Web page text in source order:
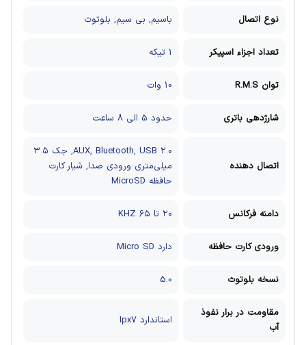
نوع اتصال باسیم, بی سیم, بلوتوث
تعداد اجزاء اسپیکر 1 تیکه
توان R.M.S 10 وات
شارژدهی باتری حدود 5 الی 8 ساعت
اتصال دهنده
AUX, Bluetooth, USB ۲.۰, جک ۳.۵
میلی‌متری ورودی صدا, شیار کارت
حافظه MicroSD
دامنه فرکانس ۲۰ تا ۶۵ KHZ
ورودی کارت حافظه دارد Micro SD
نسخه بلوتوث 5.0
مقاومت در برار نفوذ
آب
استاندارد Ipx7